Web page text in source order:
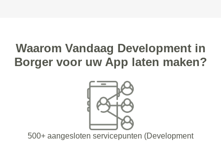
Waarom Vandaag Development in
Borger voor uw App laten maken?
500+ aangesloten servicepunten (Development